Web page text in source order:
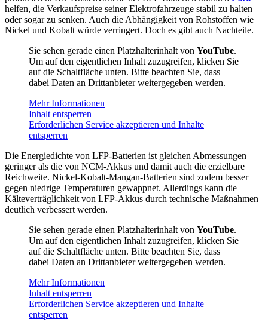
helfen, die Verkaufspreise seiner Elektrofahrzeuge stabil zu halten
oder sogar zu senken. Auch die Abhängigkeit von Rohstoffen wie
Nickel und Kobalt würde verringert. Doch es gibt auch Nachteile.
Sie sehen gerade einen Platzhalterinhalt von YouTube.
Um auf den eigentlichen Inhalt zuzugreifen, klicken Sie
auf die Schaltfläche unten. Bitte beachten Sie, dass
dabei Daten an Drittanbieter weitergegeben werden.
Mehr Informationen
Inhalt entsperren
Erforderlichen Service akzeptieren und Inhalte
entsperren
Die Energiedichte von LFP-Batterien ist gleichen Abmessungen
geringer als die von NCM-Akkus und damit auch die erzielbare
Reichweite. Nickel-Kobalt-Mangan-Batterien sind zudem besser
gegen niedrige Temperaturen gewappnet. Allerdings kann die
Kälteverträglichkeit von LFP-Akkus durch technische Maßnahmen
deutlich verbessert werden.
Sie sehen gerade einen Platzhalterinhalt von YouTube.
Um auf den eigentlichen Inhalt zuzugreifen, klicken Sie
auf die Schaltfläche unten. Bitte beachten Sie, dass
dabei Daten an Drittanbieter weitergegeben werden.
Mehr Informationen
Inhalt entsperren
Erforderlichen Service akzeptieren und Inhalte
entsperren